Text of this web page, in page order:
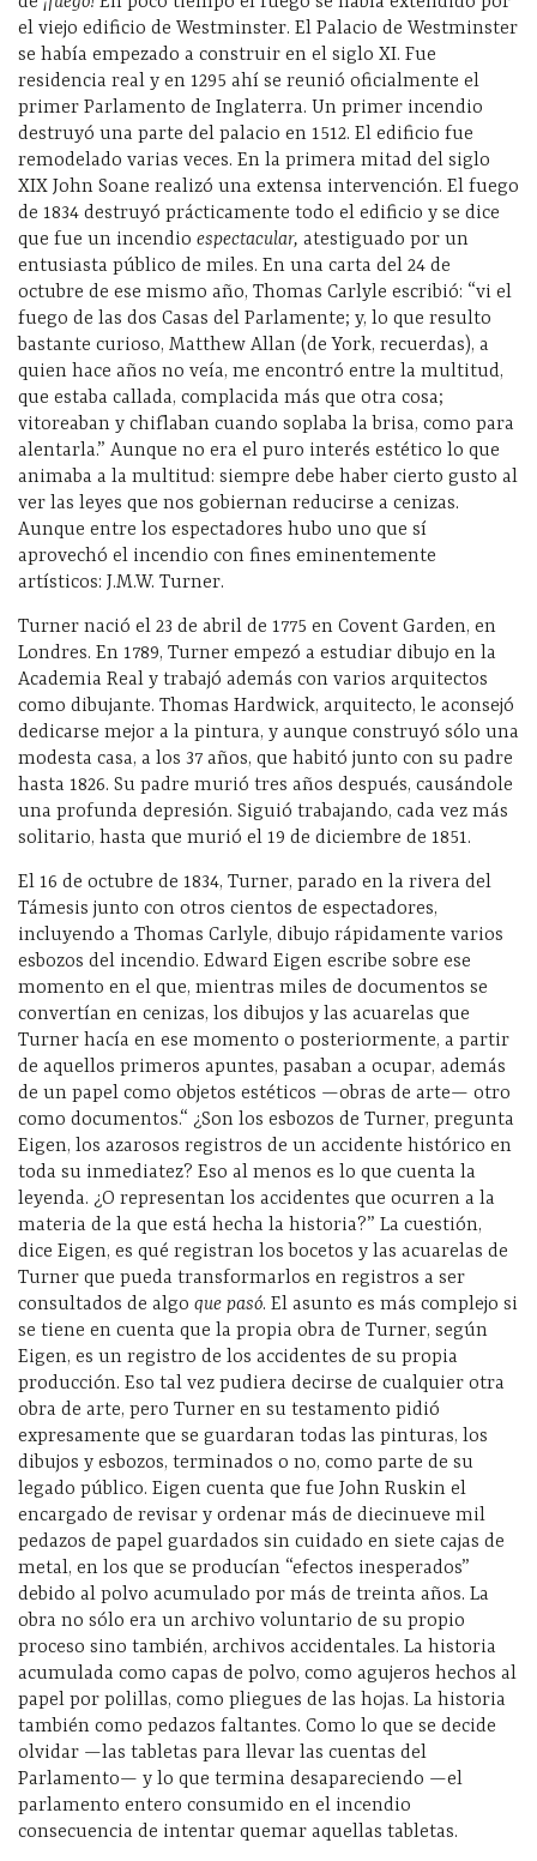
el viejo edificio de Westminster. El Palacio de Westminster
se había empezado a construir en el siglo XI. Fue
residencia real y en 1295 ahí se reunió oficialmente el
primer Parlamento de Inglaterra. Un primer incendio
destruyó una parte del palacio en 1512. El edificio fue
remodelado varias veces. En la primera mitad del siglo
XIX John Soane realizó una extensa intervención. El fuego
de 1834 destruyó prácticamente todo el edificio y se dice
que fue un incendio espectacular, atestiguado por un
entusiasta público de miles. En una carta del 24 de
octubre de ese mismo año, Thomas Carlyle escribió: “vi el
fuego de las dos Casas del Parlamente; y, lo que resulto
bastante curioso, Matthew Allan (de York, recuerdas), a
quien hace años no veía, me encontró entre la multitud,
que estaba callada, complacida más que otra cosa;
vitoreaban y chiflaban cuando soplaba la brisa, como para
alentarla.” Aunque no era el puro interés estético lo que
animaba a la multitud: siempre debe haber cierto gusto al
ver las leyes que nos gobiernan reducirse a cenizas.
Aunque entre los espectadores hubo uno que sí
aprovechó el incendio con fines eminentemente
artísticos: J.M.W. Turner.
Turner nació el 23 de abril de 1775 en Covent Garden, en
Londres. En 1789, Turner empezó a estudiar dibujo en la
Academia Real y trabajó además con varios arquitectos
como dibujante. Thomas Hardwick, arquitecto, le aconsejó
dedicarse mejor a la pintura, y aunque construyó sólo una
modesta casa, a los 37 años, que habitó junto con su padre
hasta 1826. Su padre murió tres años después, causándole
una profunda depresión. Siguió trabajando, cada vez más
solitario, hasta que murió el 19 de diciembre de 1851.
El 16 de octubre de 1834, Turner, parado en la rivera del
Támesis junto con otros cientos de espectadores,
incluyendo a Thomas Carlyle, dibujo rápidamente varios
esbozos del incendio. Edward Eigen escribe sobre ese
momento en el que, mientras miles de documentos se
convertían en cenizas, los dibujos y las acuarelas que
Turner hacía en ese momento o posteriormente, a partir
de aquellos primeros apuntes, pasaban a ocupar, además
de un papel como objetos estéticos —obras de arte— otro
como documentos.“ ¿Son los esbozos de Turner, pregunta
Eigen, los azarosos registros de un accidente histórico en
toda su inmediatez? Eso al menos es lo que cuenta la
leyenda. ¿O representan los accidentes que ocurren a la
materia de la que está hecha la historia?” La cuestión,
dice Eigen, es qué registran los bocetos y las acuarelas de
Turner que pueda transformarlos en registros a ser
consultados de algo que pasó. El asunto es más complejo si
se tiene en cuenta que la propia obra de Turner, según
Eigen, es un registro de los accidentes de su propia
producción. Eso tal vez pudiera decirse de cualquier otra
obra de arte, pero Turner en su testamento pidió
expresamente que se guardaran todas las pinturas, los
dibujos y esbozos, terminados o no, como parte de su
legado público. Eigen cuenta que fue John Ruskin el
encargado de revisar y ordenar más de diecinueve mil
pedazos de papel guardados sin cuidado en siete cajas de
metal, en los que se producían “efectos inesperados”
debido al polvo acumulado por más de treinta años. La
obra no sólo era un archivo voluntario de su propio
proceso sino también, archivos accidentales. La historia
acumulada como capas de polvo, como agujeros hechos al
papel por polillas, como pliegues de las hojas. La historia
también como pedazos faltantes. Como lo que se decide
olvidar —las tabletas para llevar las cuentas del
Parlamento— y lo que termina desapareciendo —el
parlamento entero consumido en el incendio
consecuencia de intentar quemar aquellas tabletas.